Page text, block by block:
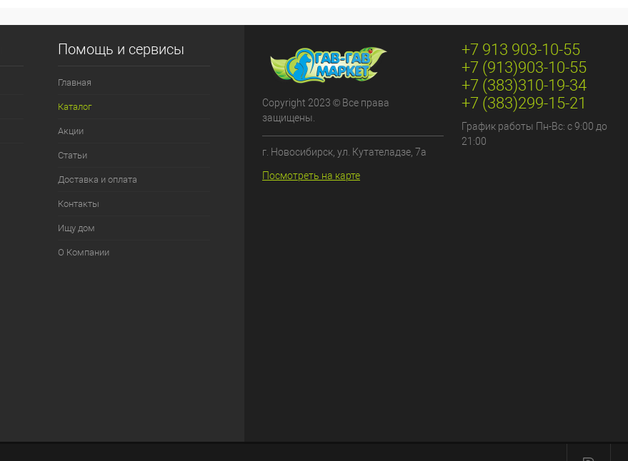
Помощь и сервисы
Главная
Каталог
Акции
Статьи
Доставка и оплата
Контакты
Ищу дом
О Компании
Copyright 2023 © Все права
защищены.
г. Новосибирск, ул. Кутателадзе, 7а
Посмотреть на карте
+7 913 903-10-55
+7 (913)903-10-55
+7 (383)310-19-34
+7 (383)299-15-21
График работы Пн-Вс: с 9:00 до
21:00